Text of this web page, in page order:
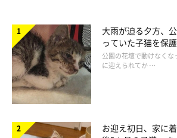
大雨が迫る夕方、
っていた子猫を保
と“姉妹”のような
公園の花壇で動けなく
に迎えられてか …
お迎え初日、家に